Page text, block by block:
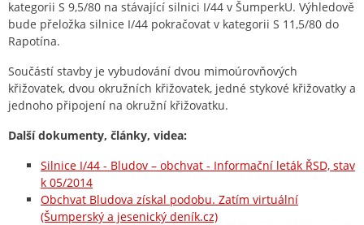
kategorii S 9,5/80 na stávající silnici I/44 v ŠumperkU. Výhledově
bude přeložka silnice I/44 pokračovat v kategorii S 11,5/80 do
Rapotína.
Součástí stavby je vybudování dvou mimoúrovňových
křižovatek, dvou okružních křižovatek, jedné stykové křižovatky a
jednoho připojení na okružní křižovatku.
Další dokumenty, články, videa:
Silnice I/44 - Bludov – obchvat - Informační leták ŘSD, stav
k 05/2014
Obchvat Bludova získal podobu. Zatím virtuální
(Šumperský a jesenický deník.cz)